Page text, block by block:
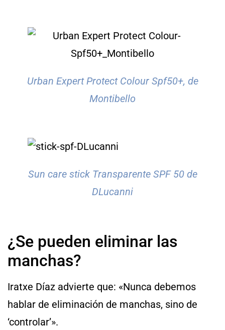
Urban Expert Protect Colour Spf50+, de
Montibello
Sun care stick Transparente SPF 50 de
DLucanni
¿Se pueden eliminar las
manchas?
Iratxe Díaz advierte que: «Nunca debemos
hablar de eliminación de manchas, sino de
‘controlar’».